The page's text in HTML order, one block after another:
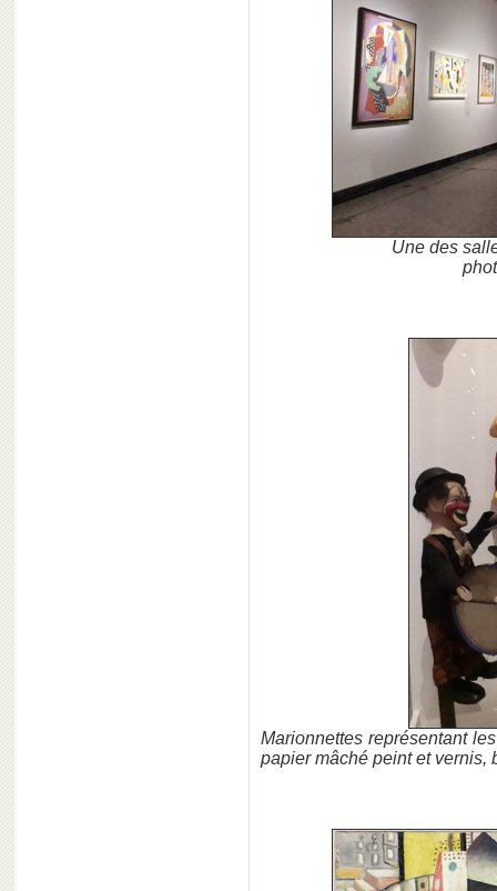
Une des
Marionnettes représentant
papier mâché peint et vernis,